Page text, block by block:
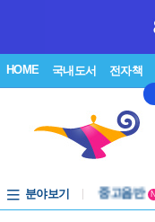
HOME 국내도서 전자책
분야보기
중고음반
N